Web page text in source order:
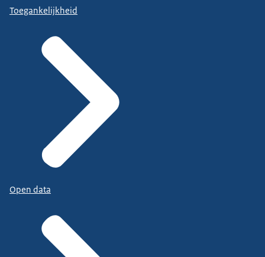
Toegankelijkheid
Open data